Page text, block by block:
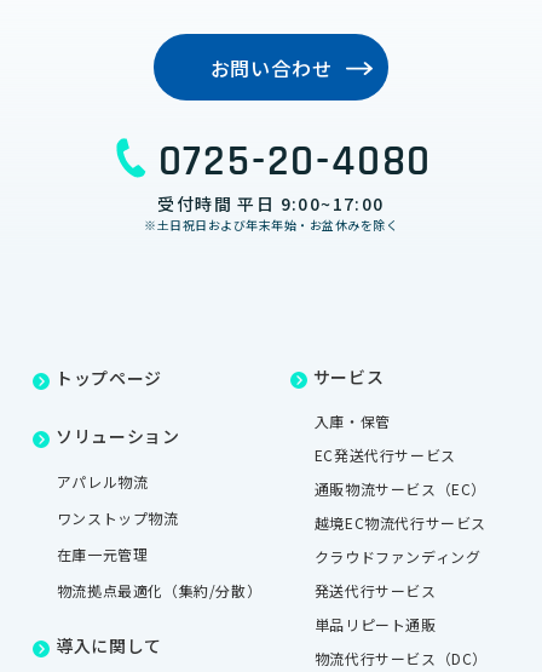
お問い合わせ
0725-20-4080
受付時間 平日 9:00~17:00
※土日祝日および年末年始・お盆休みを除く
トップページ
ソリューション
アパレル物流
ワンストップ物流
在庫一元管理
物流拠点最適化（集約/分散）
導入に関して
サービス
入庫・保管
EC発送代行サービス
通販物流サービス（EC）
越境EC物流代行サービス
クラウドファンディング
発送代行サービス
単品リピート通販
物流代行サービス（DC）